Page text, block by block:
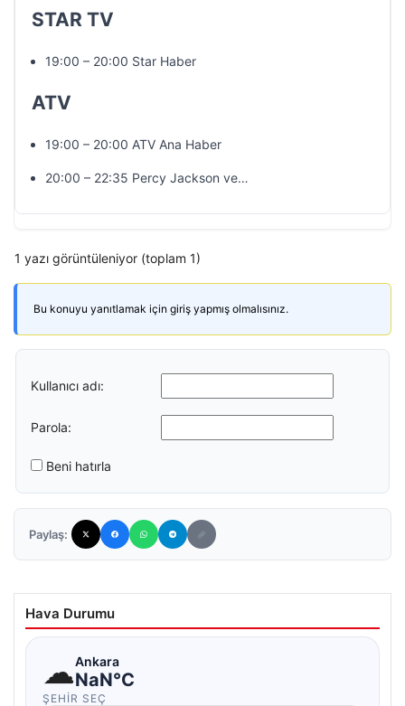
STAR TV
19:00 – 20:00 Star Haber
ATV
19:00 – 20:00 ATV Ana Haber
20:00 – 22:35 Percy Jackson ve…
1 yazı görüntüleniyor (toplam 1)
Bu konuyu yanıtlamak için giriş yapmış olmalısınız.
Kullanıcı adı:
Parola:
Beni hatırla
Paylaş:
Hava Durumu
☁Ankara
NaN°C
ŞEHIR SEÇ